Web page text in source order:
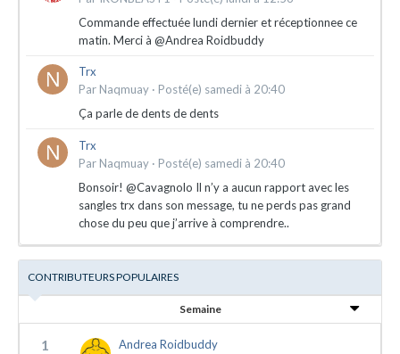
Commande effectuée lundi dernier et réceptionnee ce
matin. Merci à @Andrea Roidbuddy
Trx
Par Naqmuay · Posté(e) samedi à 20:40
Ça parle de dents de dents
Trx
Par Naqmuay · Posté(e) samedi à 20:40
Bonsoir! @Cavagnolo Il n’y a aucun rapport avec les
sangles trx dans son message, tu ne perds pas grand
chose du peu que j’arrive à comprendre..
CONTRIBUTEURS POPULAIRES
Semaine
1 Andrea Roidbuddy